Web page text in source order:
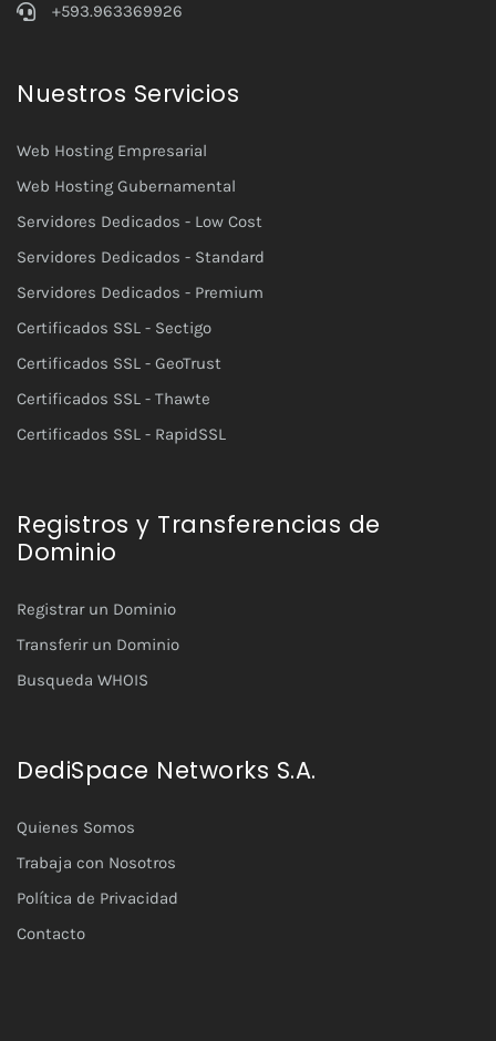
+593.963369926
Nuestros Servicios
Web Hosting Empresarial
Web Hosting Gubernamental
Servidores Dedicados - Low Cost
Servidores Dedicados - Standard
Servidores Dedicados - Premium
Certificados SSL - Sectigo
Certificados SSL - GeoTrust
Certificados SSL - Thawte
Certificados SSL - RapidSSL
Registros y Transferencias de
Dominio
Registrar un Dominio
Transferir un Dominio
Busqueda WHOIS
DediSpace Networks S.A.
Quienes Somos
Trabaja con Nosotros
Política de Privacidad
Contacto